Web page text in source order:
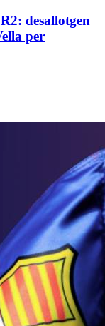
desallotgen
per